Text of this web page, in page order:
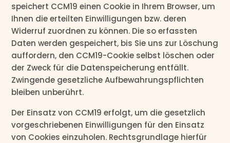
speichert CCM19 einen Cookie in Ihrem Browser, um
Ihnen die erteilten Einwilligungen bzw. deren
Widerruf zuordnen zu können. Die so erfassten
Daten werden gespeichert, bis Sie uns zur Löschung
auffordern, den CCM19-Cookie selbst löschen oder
der Zweck für die Datenspeicherung entfällt.
Zwingende gesetzliche Aufbewahrungspflichten
bleiben unberührt.
Der Einsatz von CCM19 erfolgt, um die gesetzlich
vorgeschriebenen Einwilligungen für den Einsatz
von Cookies einzuholen. Rechtsgrundlage hierfür